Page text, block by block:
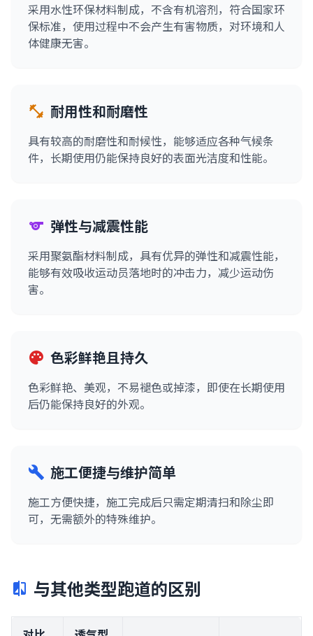
采用水性环保材料制成，不含有机溶剂，符合国家环
保标准，使用过程中不会产生有害物质，对环境和人
体健康无害。
fitness_center 耐用性和耐磨性
具有较高的耐磨性和耐候性，能够适应各种气候条
件，长期使用仍能保持良好的表面光洁度和性能。
sports 弹性与减震性能
采用聚氨酯材料制成，具有优异的弹性和减震性能，
能够有效吸收运动员落地时的冲击力，减少运动伤
害。
palette 色彩鲜艳且持久
色彩鲜艳、美观，不易褪色或掉漆，即使在长期使用
后仍能保持良好的外观。
build 施工便捷与维护简单
施工方便快捷，施工完成后只需定期清扫和除尘即
可，无需额外的特殊维护。
compare 与其他类型跑道的区别